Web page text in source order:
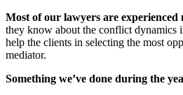
Most of our lawyers are experienced
they know about the conflict dynamics
help the clients in selecting the most
mediator.
Something we’ve done during the